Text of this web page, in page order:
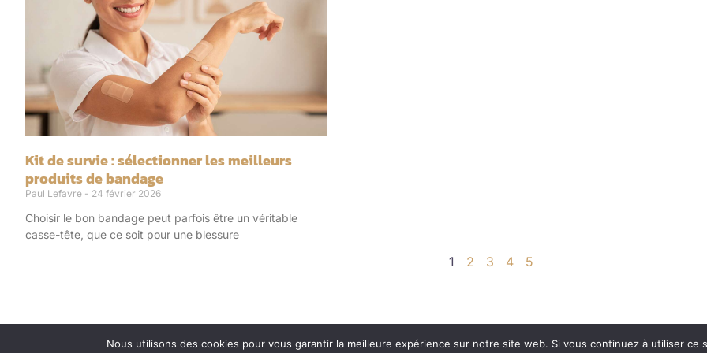
Kit de survie : sélectionner les meilleurs
produits de bandage
Paul Lefavre 24 février 2026
Choisir le bon bandage peut parfois être un véritable
casse-tête, que ce soit pour une blessure
1 2 3 4 5
Nous utilisons des cookies pour vous garantir la meilleure expérience sur notre site web. Si vous continuez à utiliser